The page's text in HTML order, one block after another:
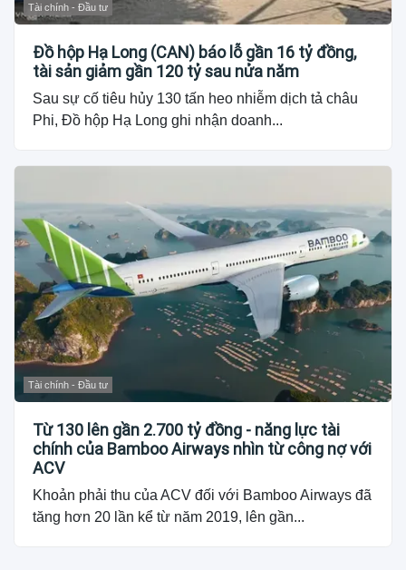
Tài chính - Đầu tư
Đồ hộp Hạ Long (CAN) báo lỗ gần 16 tỷ đồng,
tài sản giảm gần 120 tỷ sau nửa năm
Sau sự cố tiêu hủy 130 tấn heo nhiễm dịch tả châu
Phi, Đồ hộp Hạ Long ghi nhận doanh...
Tài chính - Đầu tư
Từ 130 lên gần 2.700 tỷ đồng - năng lực tài
chính của Bamboo Airways nhìn từ công nợ với
ACV
Khoản phải thu của ACV đối với Bamboo Airways đã
tăng hơn 20 lần kể từ năm 2019, lên gần...